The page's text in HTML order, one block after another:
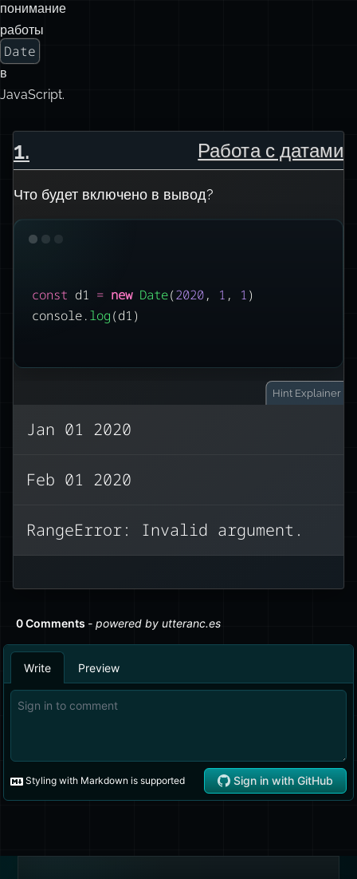
понимание
работы
Date
в
JavaScript.
1. Работа с датами
Что будет включено в вывод?
const d1 = new Date(2020, 1 , 1)
console.log(d1)
Hint Explainer
Jan 01 2020
Feb 01 2020
RangeError: Invalid argument.
Диапазон 0‑11 (для западных
‘February’ имеет индекс 1. (Думайте об